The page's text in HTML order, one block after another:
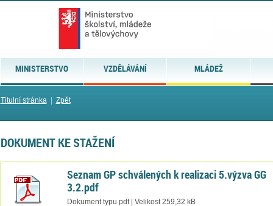
MINISTERSTVO VZDĚLÁVÁNÍ MLÁDEŽ
Titulní stránka| Zpět
DOKUMENT KE STAŽENÍ
Seznam GP schválených k realizaci 5.výzva GG
3.2.pdf
Dokument typu pdf | Velikost 259,32 kB